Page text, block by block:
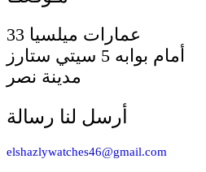
أمام بوابه 5 سيتي ستارز
مدينة نصر
أرسل لنا رسالة
elshazlywatches46@gmail.com